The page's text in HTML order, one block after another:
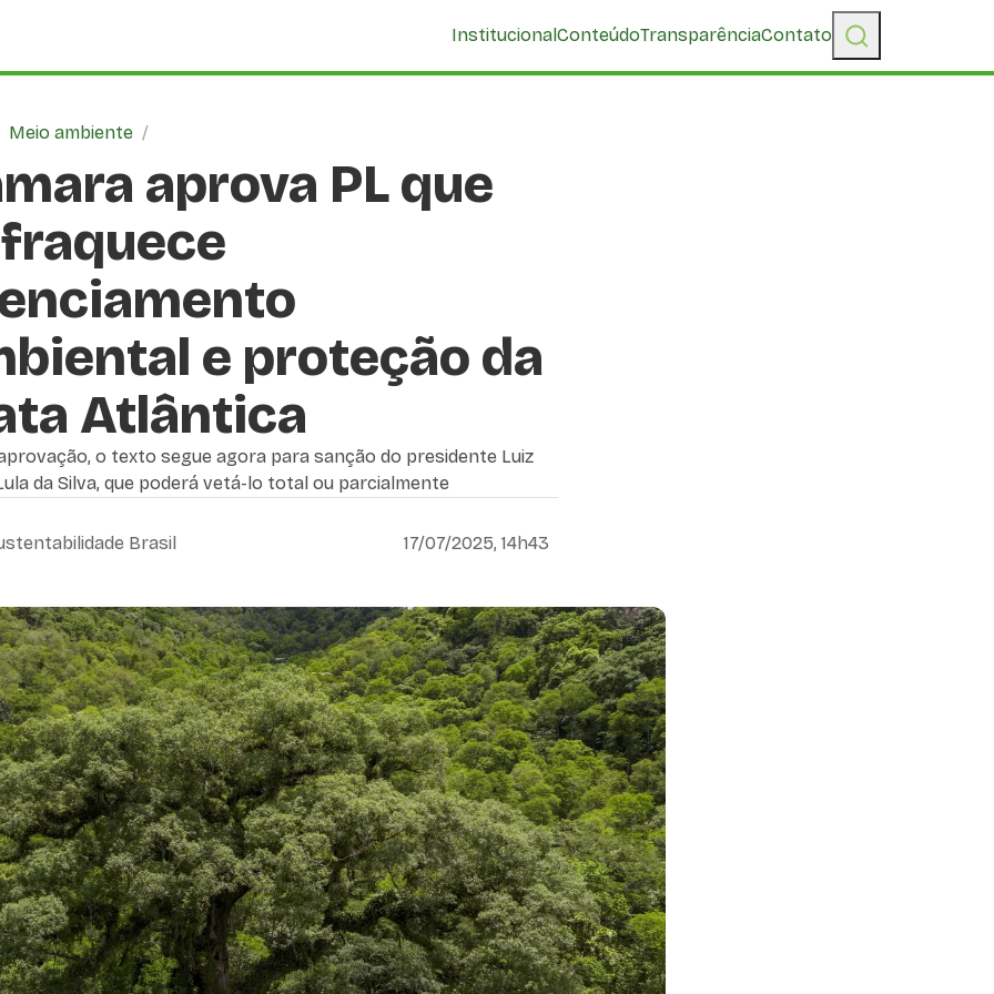
InstitucionalConteúdoTransparênciaContato
Meio ambiente /
aprova PL que
e proteção da
Atlântica
o texto segue agora para sanção do presidente Luiz
da Silva, que poderá vetá-lo total ou parcialmente
Brasil 17/07/2025, 14h43